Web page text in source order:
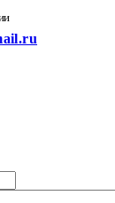
11 22 | 8(905)367-